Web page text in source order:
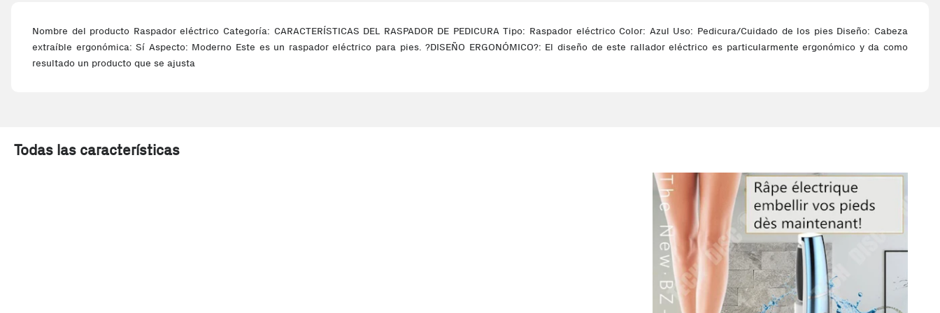
Nombre del producto Raspador eléctrico Categoría: CARACTERÍSTICAS DEL RASPADOR DE PEDICURA Tipo: Raspador eléctrico Color: Azul Uso: Pedicura/Cuidado de los pies Diseño: Cabeza
extraíble ergonómica: Sí Aspecto: Moderno Este es un raspador eléctrico para pies. ?DISEÑO ERGONÓMICO?: El diseño de este rallador eléctrico es particularmente ergonómico y da como
resultado un producto que se ajusta
Todas las características